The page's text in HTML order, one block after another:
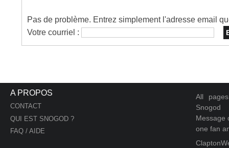
Pas de problème. Entrez simplement l'adresse email
Votre courriel :
A PROPOS
CONTACT
QUI EST SNOGOD ?
FAQ / AIDE
All
Snogod
Message
one fan